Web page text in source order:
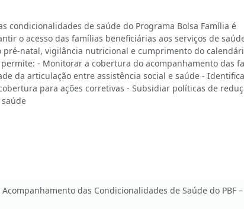
condicionalidades de saúde do Programa Bolsa Família é
o acesso das famílias beneficiárias aos serviços de
pré-natal, vigilância nutricional e cumprimento do
- Monitorar a cobertura do acompanhamento das
da articulação entre assistência social e saúde -
para ações corretivas - Subsidiar políticas de
das Condicionalidades de Saúde do PBF –